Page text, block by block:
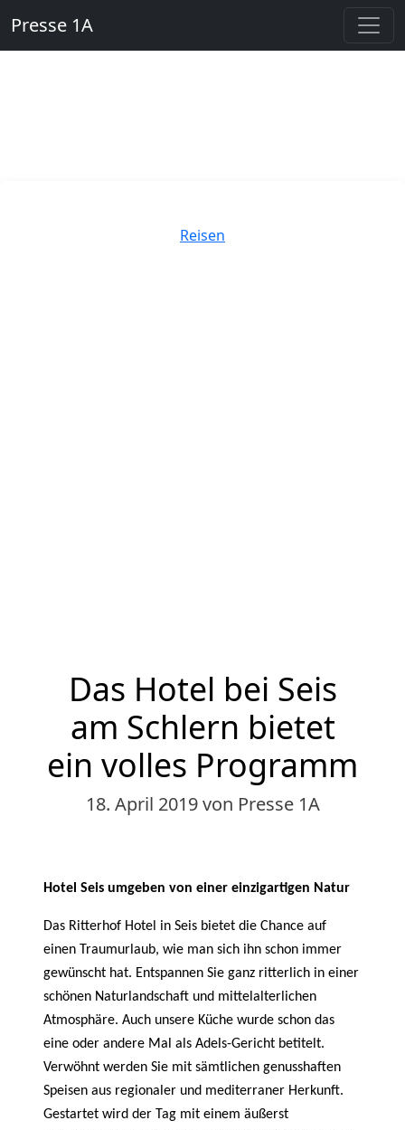
Presse 1A
Kategorien
Reisen
Das Hotel bei Seis
am Schlern bietet
ein volles Programm
18. April 2019von Presse 1A
Hotel Seis umgeben von einer einzigartigen Natur
Das Ritterhof Hotel in Seis bietet die Chance auf
einen Traumurlaub, wie man sich ihn schon immer
gewünscht hat. Entspannen Sie ganz ritterlich in einer
schönen Naturlandschaft und mittelalterlichen
Atmosphäre. Auch unsere Küche wurde schon das
eine oder andere Mal als Adels-Gericht betitelt.
Verwöhnt werden Sie mit sämtlichen genusshaften
Speisen aus regionaler und mediterraner Herkunft.
Gestartet wird der Tag mit einem äußerst